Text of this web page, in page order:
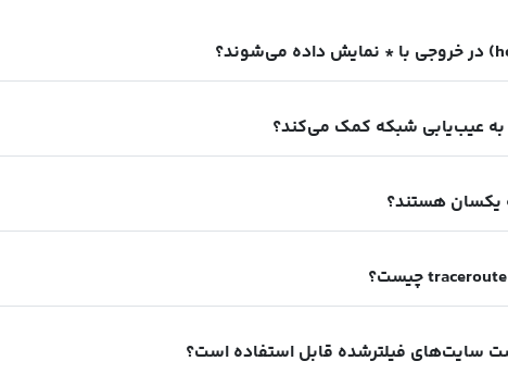
یکسان هستند؟
تست سایت‌های فیلترشده قابل استفاده است؟